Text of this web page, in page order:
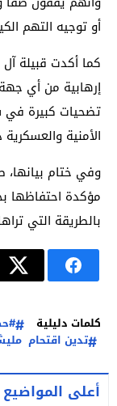
أو توجيه التهم
كما أكدت قبيلة
إرهابية من أي
تضحيات كبيرة في
الأمنية
وفي ختام بيانها،
مؤكدة احتفاظها
بالطريقة التي
كلمات دليلية
تدين اقتحام
أعلى